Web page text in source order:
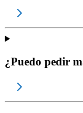
¿Puedo pedir